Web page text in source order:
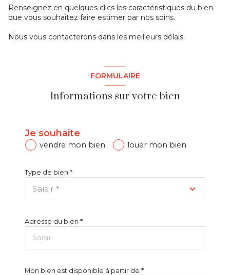
Renseignez en quelques clics les caractéristiques du bien
que vous souhaitez faire estimer par nos soins.
Nous vous contacterons dans les meilleurs délais.
FORMULAIRE
Informations sur votre bien
Je souhaite
vendre mon bien louer mon bien
Type de bien *
Saisir *
Adresse du bien *
Mon bien est disponible à partir de *